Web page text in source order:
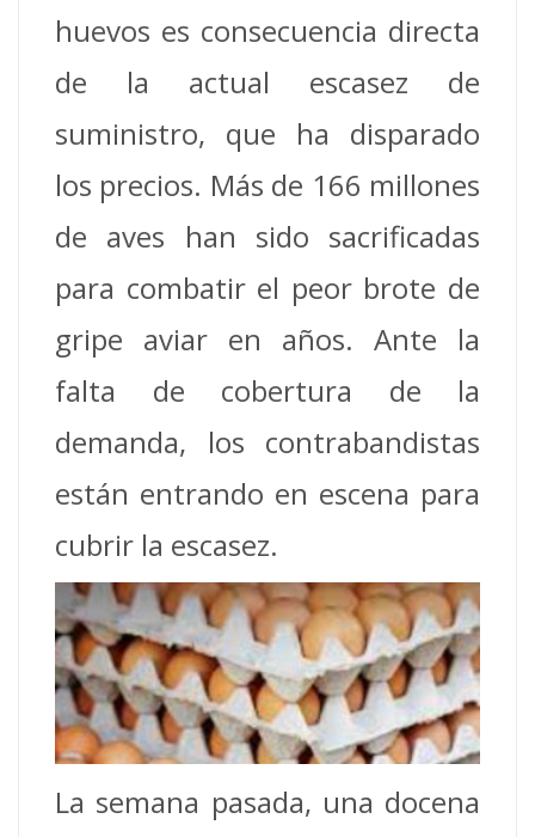
huevos es consecuencia directa
de la actual escasez de
suministro, que ha disparado
los precios. Más de 166 millones
de aves han sido sacrificadas
para combatir el peor brote de
gripe aviar en años. Ante la
falta de cobertura de la
demanda, los contrabandistas
están entrando en escena para
cubrir la escasez.
La semana pasada, una docena